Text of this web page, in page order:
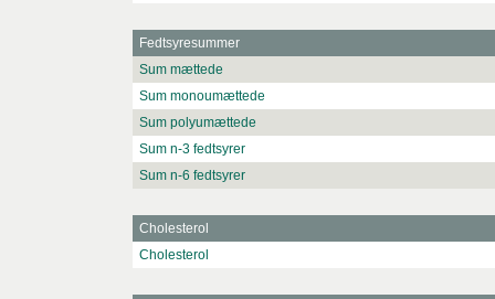
Fedtsyresummer
Sum mættede
Sum monoumættede
Sum polyumættede
Sum n-3 fedtsyrer
Sum n-6 fedtsyrer
Cholesterol
Cholesterol